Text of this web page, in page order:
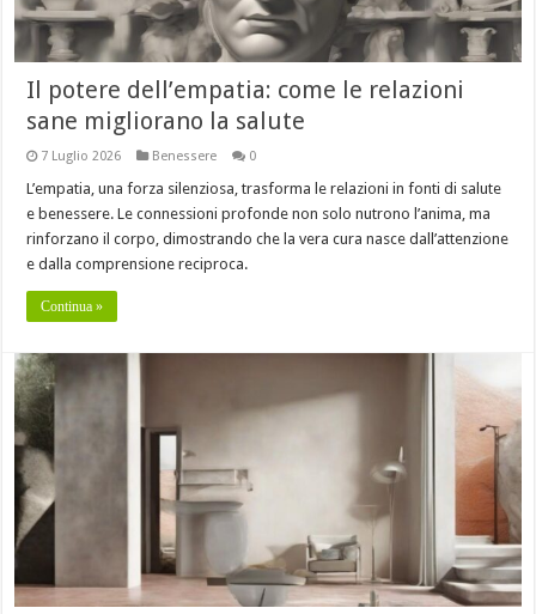
Il potere dell’empatia: come le relazioni
sane migliorano la salute
7 Luglio 2026 Benessere 0
L’empatia, una forza silenziosa, trasforma le relazioni in fonti di salute
e benessere. Le connessioni profonde non solo nutrono l’anima, ma
rinforzano il corpo, dimostrando che la vera cura nasce dall’attenzione
e dalla comprensione reciproca.
Continua »